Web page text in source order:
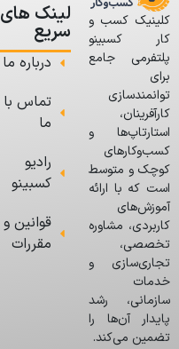
کلینیک کسب و
کار کسبینو
پلتفرمی جامع
برای
توانمندسازی
کارآفرینان،
استارتاپ‌ها و
کسب‌وکارهای
کوچک و متوسط
است که با ارائه
آموزش‌های
کاربردی، مشاوره
تخصصی،
تجاری‌سازی و
خدمات
سازمانی، رشد
پایدار آن‌ها را
تضمین می‌کند.
لینک های
سریع
درباره ما
تماس با
ما
رادیو
کسبینو
قوانین و
مقررات